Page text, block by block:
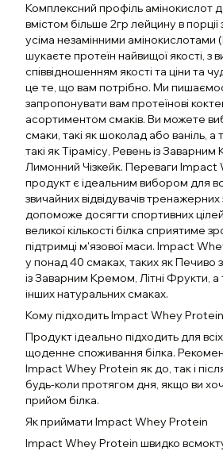
Комплексний профіль амінокислот
вмістом більше 2гр лейцину в порції
усіма незамінними амінокислотами
шукаєте протеїн найвищої якості, з
співвідношенням якості та ціни та
це те, що вам потрібно. Ми
запропонувати вам протеїнові
асортиментом смаків. Ви можете
смаки, такі як шоколад або ваніль, а
такі як Тірамісу, Ревень із
Лимонний Чізкейк. Переваги
продукт є ідеальним вибором для
звичайних відвідувачів тренажерних
допоможе досягти спортивних
великої кількості білка сприятиме
підтримці м'язової маси. Impact
у понад 40 смаках, таких як Печиво
із Заварним Кремом, Літні Фрукти, а
інших натуральних смаках.
Кому підходить Impact Whey Protein
Продукт ідеально підходить для
щоденне споживання білка.
Impact Whey Protein як до, так і
будь-коли протягом дня, якщо ви
прийом білка.
Як приймати Impact Whey Protein
Impact Whey Protein швидко